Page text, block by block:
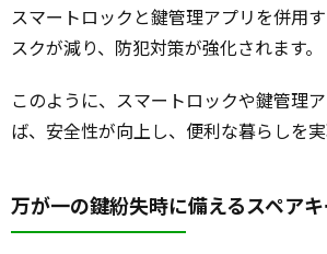
スマートロックと鍵管理アプリを併用
スクが減り、防犯対策が強化されます。
このように、スマートロックや鍵管理
ば、安全性が向上し、便利な暮らしを実
万が一の鍵紛失時に備えるスペア